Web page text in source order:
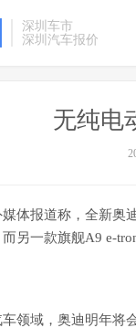
深圳车市
深圳汽车报价
无纯电
媒体报道称，全新奥
另一款旗舰A9 e-
域，奥迪明年将会